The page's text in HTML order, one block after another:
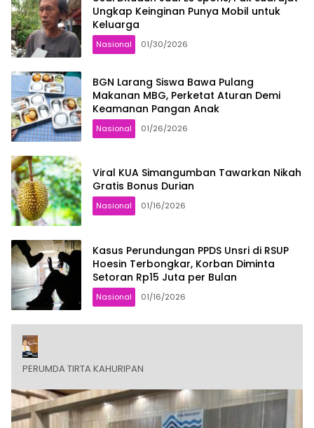
Ungkap Keinginan Punya Mobil untuk
Keluarga
Nasional 01/30/2026
BGN Larang Siswa Bawa Pulang
Makanan MBG, Perketat Aturan Demi
Keamanan Pangan Anak
Nasional 01/26/2026
Viral KUA Simangumban Tawarkan Nikah
Gratis Bonus Durian
Nasional 01/16/2026
Kasus Perundungan PPDS Unsri di RSUP
Hoesin Terbongkar, Korban Diminta
Setoran Rp15 Juta per Bulan
Nasional 01/16/2026
PERUMDA TIRTA KAHURIPAN